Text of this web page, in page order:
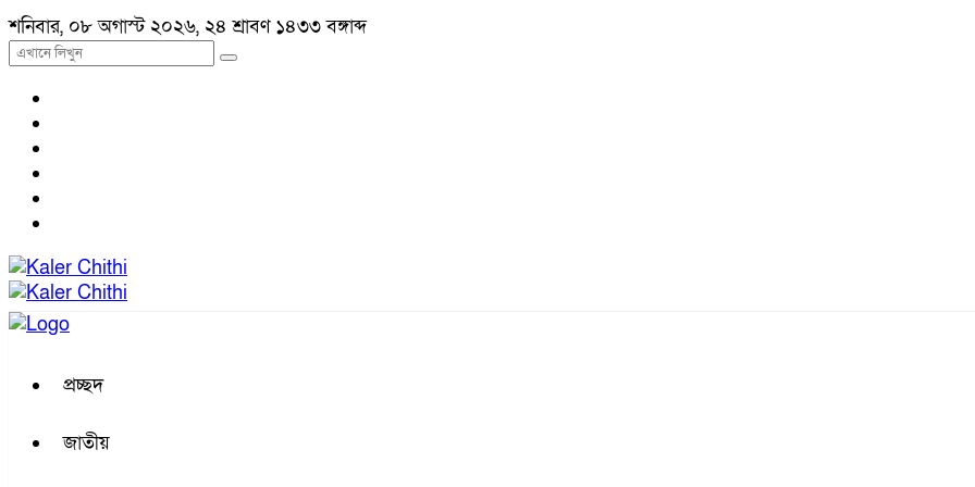
শনিবার, ০৮ অগাস্ট ২০২৬, ২৪ শ্রাবণ ১৪৩৩ বঙ্গাব্দ
প্রচ্ছদ
জাতীয়